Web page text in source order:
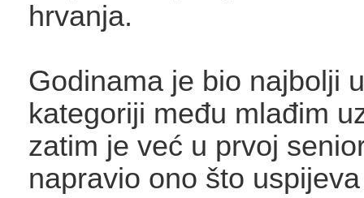
hrvanja.
Godinama je bio najbolji
kategoriji među mlađim
zatim je već u prvoj
napravio ono što